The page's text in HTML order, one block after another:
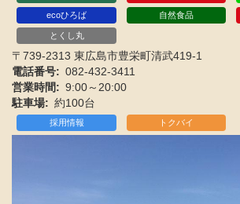
ecoひろば 自然食品
とくし丸
〒739-2313 東広島市豊栄町清武419-1
電話番号
082-432-3411
営業時間
9:00～20:00
駐車場
約100台
採用情報 トクバイ